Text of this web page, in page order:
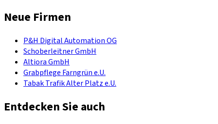
Neue Firmen
P&H Digital Automation OG
Schoberleitner GmbH
Altiora GmbH
Grabpflege Farngrün e.U.
Tabak Trafik Alter Platz e.U.
Entdecken Sie auch